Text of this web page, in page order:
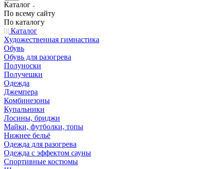
Каталог
По всему сайту
По каталогу
Каталог
Художественная гимнастика
Обувь
Обувь для разогрева
Полуноски
Получешки
Одежда
Джемпера
Комбинезоны
Купальники
Лосины, бриджи
Майки, футболки, топы
Нижнее бельё
Одежда для разогрева
Одежда с эффектом сауны
Спортивные костюмы